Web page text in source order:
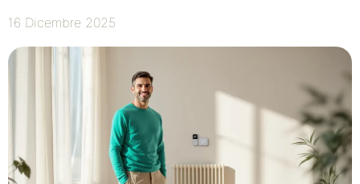
16 Dicembre 2025